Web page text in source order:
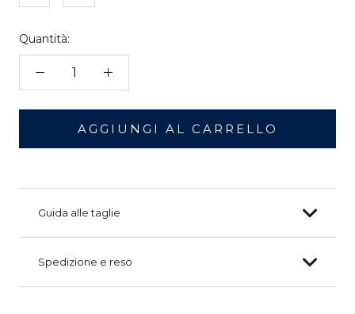
Quantità:
AGGIUNGI AL CARRELLO
Guida alle taglie
Spedizione e reso